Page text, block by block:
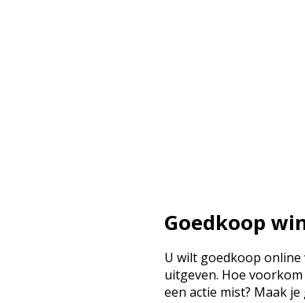
Goedkoop
U wilt goedkoop
uitgeven. Hoe
een actie mist? Maak